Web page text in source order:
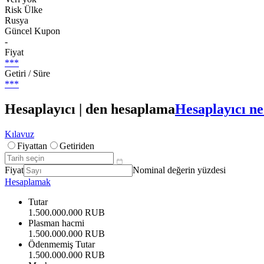
Risk Ülke
Rusya
Güncel Kupon
-
Fiyat
***
Getiri / Süre
***
Hesaplayıcı | den hesaplamaHesaplayıcı
Kılavuz
Fiyattan
Getiriden
Fiyat
Nominal değerin yüzdesi
Hesaplamak
Tutar
1.500.000.000 RUB
Plasman hacmi
1.500.000.000 RUB
Ödenmemiş Tutar
1.500.000.000 RUB